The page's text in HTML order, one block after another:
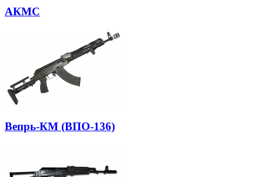
АКМС
Вепрь-КМ (ВПО-136)